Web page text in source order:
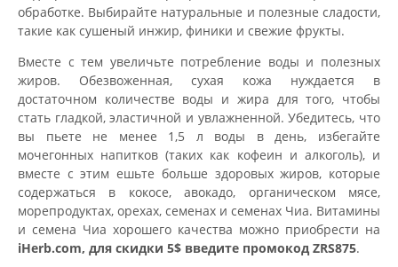
обработке. Выбирайте натуральные и полезные сладости,
такие как сушеный инжир, финики и свежие фрукты.
Вместе с тем увеличьте потребление воды и полезных
жиров. Обезвоженная, сухая кожа нуждается в
достаточном количестве воды и жира для того, чтобы
стать гладкой, эластичной и увлажненной. Убедитесь, что
вы пьете не менее 1,5 л воды в день, избегайте
мочегонных напитков (таких как кофеин и алкоголь), и
вместе с этим ешьте больше здоровых жиров, которые
содержаться в кокосе, авокадо, органическом мясе,
морепродуктах, орехах, семенах и семенах Чиа. Витамины
и семена Чиа хорошего качества можно приобрести на
iHerb.com, для скидки 5$ введите промокод ZRS875.